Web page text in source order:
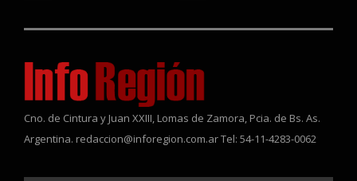
Cno. de Cintura y Juan XXIII, Lomas de Zamora, Pcia. de Bs. As.
Argentina. redaccion@inforegion.com.ar Tel: 54-11-4283-0062